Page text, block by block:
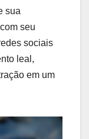
sua
seu
sociais
leal,
em um